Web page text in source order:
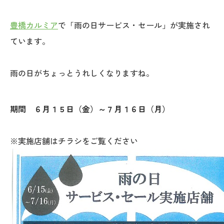
豊橋カルミアで「雨の日サービス・セール」が実施され
ています。
雨の日がちょっとうれしくなりますね。
期間 ６月１５日（金）～７月１６日（月）
※実施店舗はチラシをご覧ください